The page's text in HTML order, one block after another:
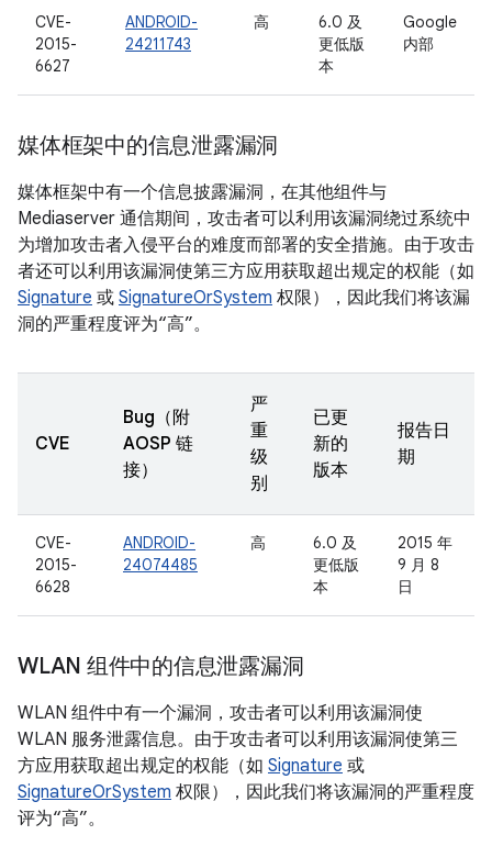
CVE-
2015-
6627
ANDROID-
24211743
高
6.0 及
更低版
本
Google
内部
媒体框架中的信息泄露漏洞
媒体框架中有一个信息披露漏洞，在其他组件与
Mediaserver 通信期间，攻击者可以利用该漏洞绕过系统中
为增加攻击者入侵平台的难度而部署的安全措施。由于攻击
者还可以利用该漏洞使第三方应用获取超出规定的权能（如
Signature 或 SignatureOrSystem 权限），因此我们将该漏
洞的严重程度评为“高”。
CVE
Bug（附
AOSP 链
接）
严
重
级
别
已更
新的
版本
报告日
期
CVE-
2015-
6628
ANDROID-
24074485
高
6.0 及
更低版
本
2015 年
9 月 8
日
WLAN 组件中的信息泄露漏洞
WLAN 组件中有一个漏洞，攻击者可以利用该漏洞使
WLAN 服务泄露信息。由于攻击者可以利用该漏洞使第三
方应用获取超出规定的权能（如 Signature 或
SignatureOrSystem 权限），因此我们将该漏洞的严重程度
评为“高”。